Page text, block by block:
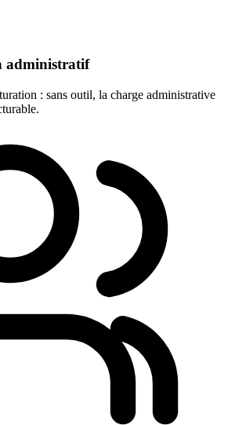
administratif
: sans outil, la charge administrative